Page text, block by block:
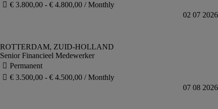
Senior Financieel Medewerker